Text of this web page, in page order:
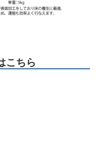
こちら